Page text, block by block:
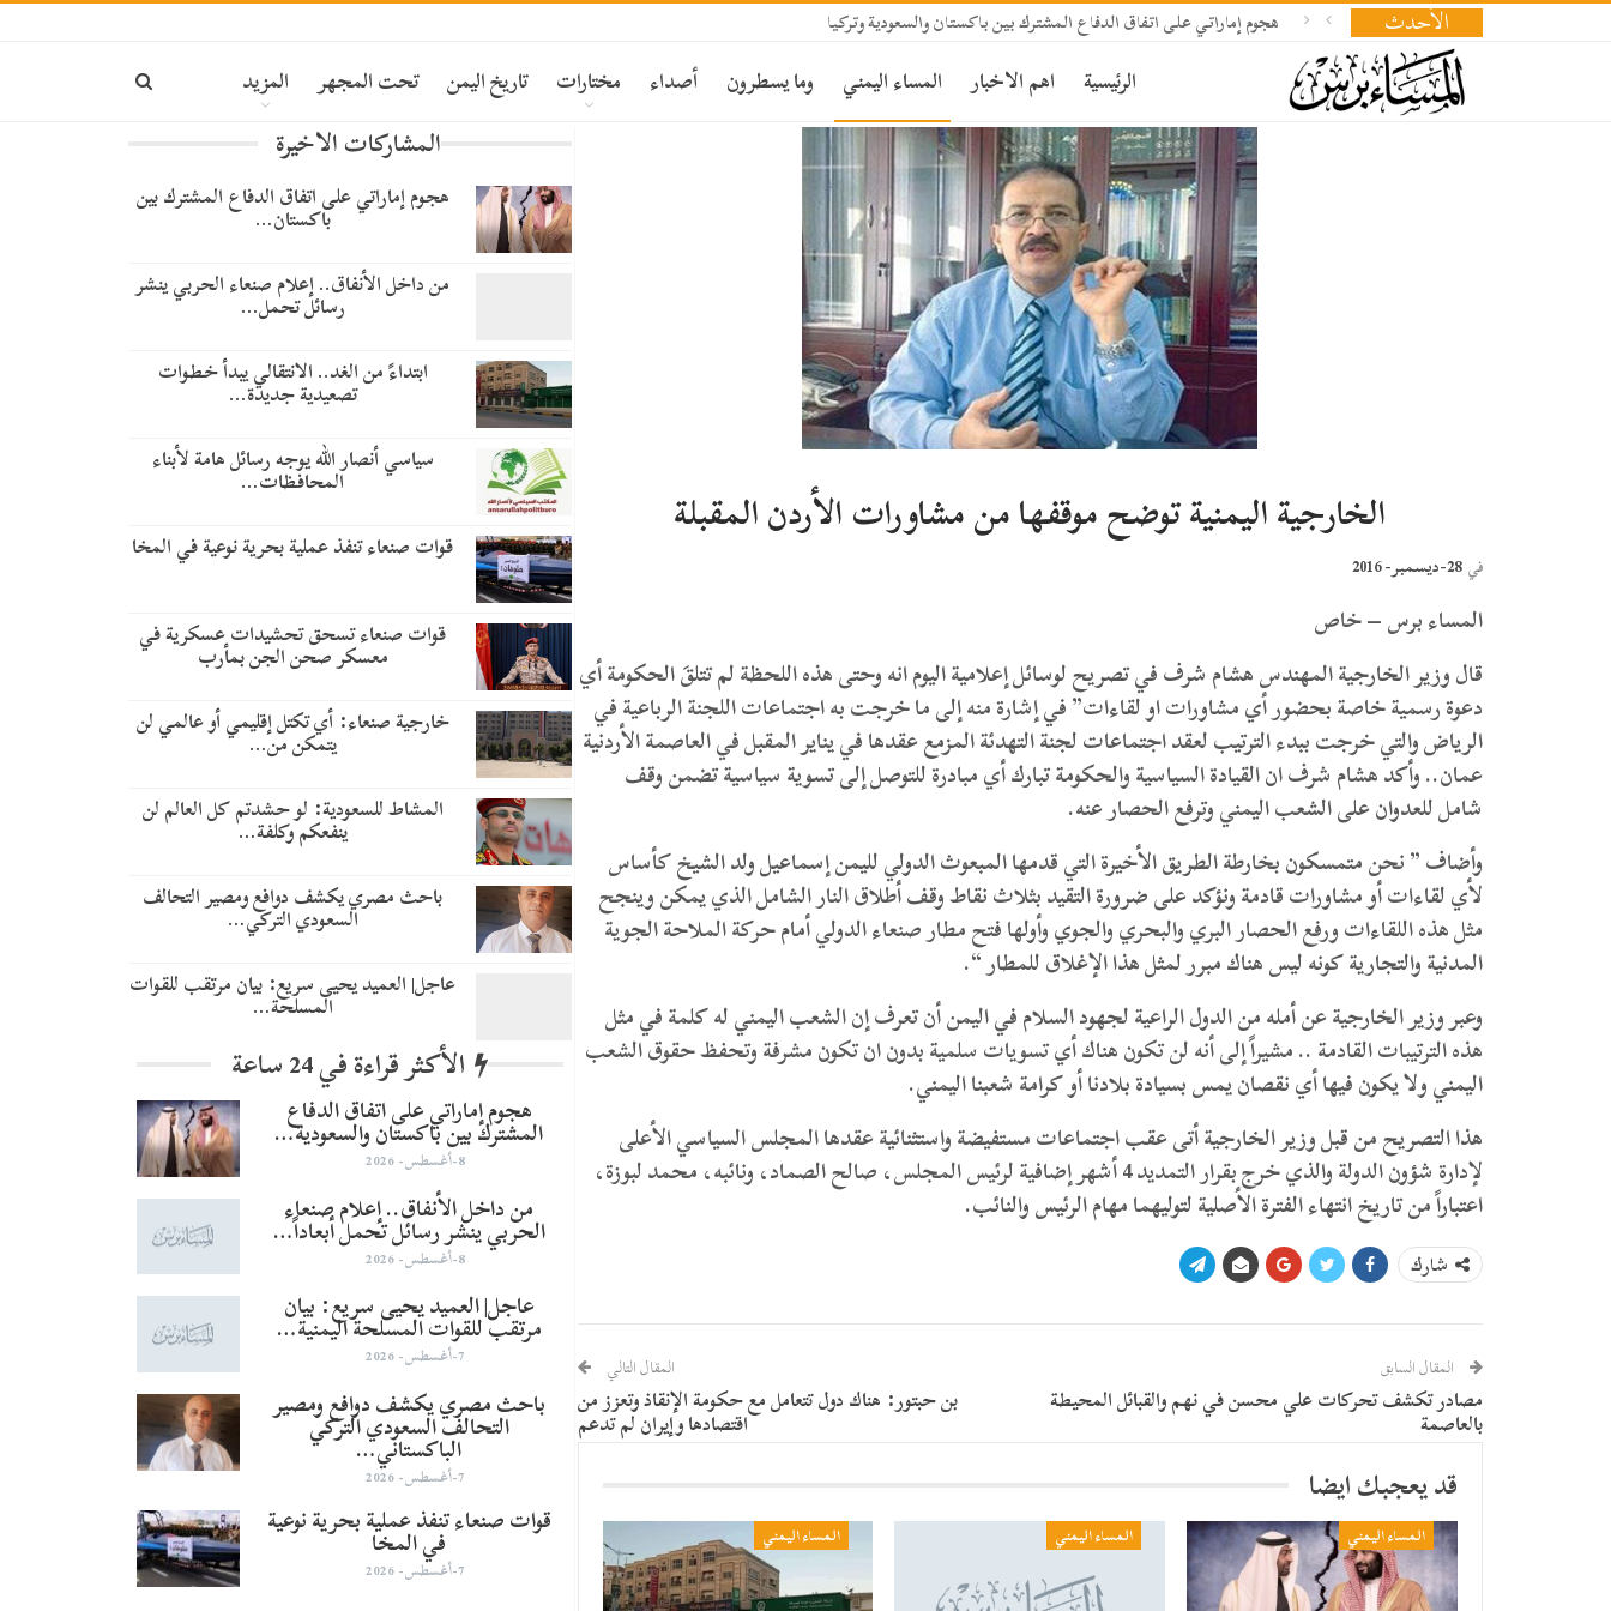
الأحدث هجوم إماراتي على اتفاق الدفاع المشترك بين باكستان والسعودية وتركيا
الرئيسية اهم الاخبار المساء اليمني وما يسطرون أصداء مختارات تاريخ اليمن تحت المجهر المزيد
الخارجية اليمنية توضح موقفها من مشاورات الأردن المقبلة
في 28-ديسمبر- 2016
المساء برس – خاص
قال وزير الخارجية المهندس هشام شرف في تصريح لوسائل إعلامية اليوم انه وحتى هذه اللحظة لم تتلقَ الحكومة أي
دعوة رسمية خاصة بحضور أي مشاورات او لقاءات” في إشارة منه إلى ما خرجت به اجتماعات اللجنة الرباعية في
الرياض والتي خرجت ببدء الترتيب لعقد اجتماعات لجنة التهدئة المزمع عقدها في يناير المقبل في العاصمة الأردنية
عمان.. وأكد هشام شرف ان القيادة السياسية والحكومة تبارك أي مبادرة للتوصل إلى تسوية سياسية تضمن وقف
شامل للعدوان على الشعب اليمني وترفع الحصار عنه.
وأضاف ” نحن متمسكون بخارطة الطريق الأخيرة التي قدمها المبعوث الدولي لليمن إسماعيل ولد الشيخ كأساس
لأي لقاءات أو مشاورات قادمة ونؤكد على ضرورة التقيد بثلاث نقاط وقف أطلاق النار الشامل الذي يمكن وينجح
مثل هذه اللقاءات ورفع الحصار البري والبحري والجوي وأولها فتح مطار صنعاء الدولي أمام حركة الملاحة الجوية
المدنية والتجارية كونه ليس هناك مبرر لمثل هذا الإغلاق للمطار “.
وعبر وزير الخارجية عن أمله من الدول الراعية لجهود السلام في اليمن أن تعرف إن الشعب اليمني له كلمة في مثل
هذه الترتيبات القادمة .. مشيراً إلى أنه لن تكون هناك أي تسويات سلمية بدون ان تكون مشرفة وتحفظ حقوق الشعب
اليمني ولا يكون فيها أي نقصان يمس بسيادة بلادنا أو كرامة شعبنا اليمني.
هذا التصريح من قبل وزير الخارجية أتى عقب اجتماعات مستفيضة واستثنائية عقدها المجلس السياسي الأعلى
لإدارة شؤون الدولة والذي خرج بقرار التمديد 4 أشهر إضافية لرئيس المجلس، صالح الصماد، ونائبه، محمد لبوزة،
اعتباراً من تاريخ انتهاء الفترة الأصلية لتوليهما مهام الرئيس والنائب.
شارك
المقال السابق
مصادر تكشف تحركات علي محسن في نهم والقبائل المحيطة
بالعاصمة
المقال التالي
بن حبتور: هناك دول تتعامل مع حكومة الإنقاذ وتعزز من
اقتصادها وإيران لم تدعم
قد يعجبك ايضا
المساء اليمني المساء اليمني المساء اليمني
المشاركات الاخيرة
هجوم إماراتي على اتفاق الدفاع المشترك بين
باكستان…
من داخل الأنفاق.. إعلام صنعاء الحربي ينشر
رسائل تحمل…
​ابتداءً من الغد.. الانتقالي يبدأ خطوات
تصعيدية جديدة…
سياسي أنصار الله يوجه رسائل هامة لأبناء
المحافظات…
قوات صنعاء تنفذ عملية بحرية نوعية في المخا
قوات صنعاء تسحق تحشيدات عسكرية في
معسكر صحن الجن بمأرب
خارجية صنعاء: أي تكتل إقليمي أو عالمي لن
يتمكن من…
المشاط للسعودية: لو حشدتم كل العالم لن
ينفعكم وكلفة…
باحث مصري يكشف دوافع ومصير التحالف
السعودي التركي…
عاجل| العميد يحيى سريع: بيان مرتقب للقوات
المسلحة…
الأكثر قراءة في 24 ساعة
هجوم إماراتي على اتفاق الدفاع
المشترك بين باكستان والسعودية…
8-أغسطس- 2026
من داخل الأنفاق.. إعلام صنعاء
الحربي ينشر رسائل تحمل أبعاداً…
8-أغسطس- 2026
عاجل| العميد يحيى سريع: بيان
مرتقب للقوات المسلحة اليمنية…
7-أغسطس- 2026
باحث مصري يكشف دوافع ومصير
التحالف السعودي التركي
الباكستاني…
7-أغسطس- 2026
قوات صنعاء تنفذ عملية بحرية نوعية
في المخا
7-أغسطس- 2026